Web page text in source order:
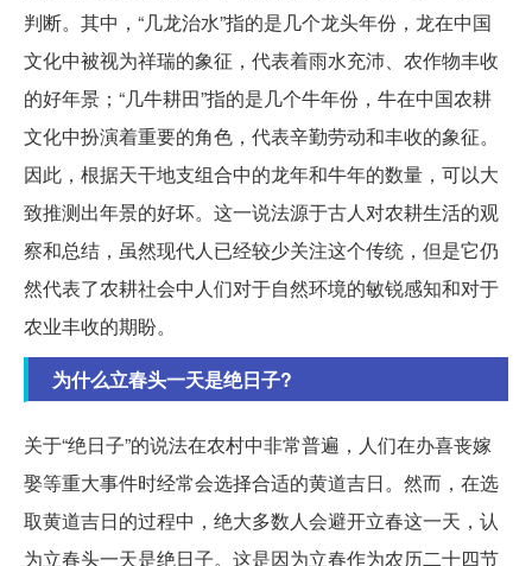
判断。其中，“几龙治水”指的是几个龙头年份，龙在中国
文化中被视为祥瑞的象征，代表着雨水充沛、农作物丰收
的好年景；“几牛耕田”指的是几个牛年份，牛在中国农耕
文化中扮演着重要的角色，代表辛勤劳动和丰收的象征。
因此，根据天干地支组合中的龙年和牛年的数量，可以大
致推测出年景的好坏。这一说法源于古人对农耕生活的观
察和总结，虽然现代人已经较少关注这个传统，但是它仍
然代表了农耕社会中人们对于自然环境的敏锐感知和对于
农业丰收的期盼。
为什么立春头一天是绝日子?
关于“绝日子”的说法在农村中非常普遍，人们在办喜丧嫁
娶等重大事件时经常会选择合适的黄道吉日。然而，在选
取黄道吉日的过程中，绝大多数人会避开立春这一天，认
为立春头一天是绝日子。这是因为立春作为农历二十四节